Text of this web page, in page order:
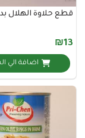
الهلال بدون سكر
اضافة الي السلة